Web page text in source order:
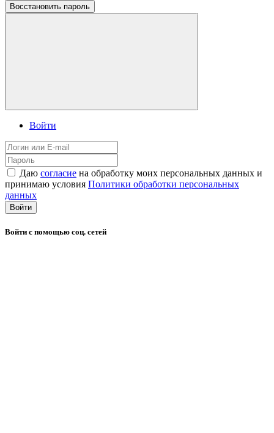
Восстановить пароль
Войти
Даю согласие на обработку моих персональных данных и
принимаю условия Политики обработки персональных
данных
Войти
Войти с помощью соц. сетей